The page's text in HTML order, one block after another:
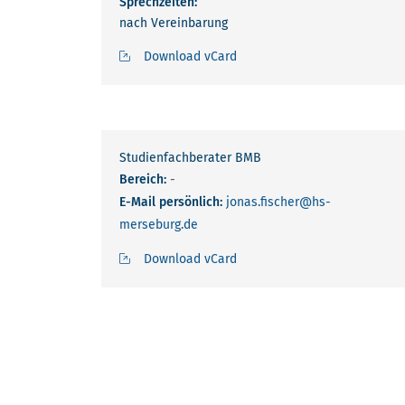
nach Vereinbarung
Download vCard
Studienfachberater BMB
Bereich: -
E-Mail persönlich: jonas.fischer@hs-
merseburg.de
Download vCard